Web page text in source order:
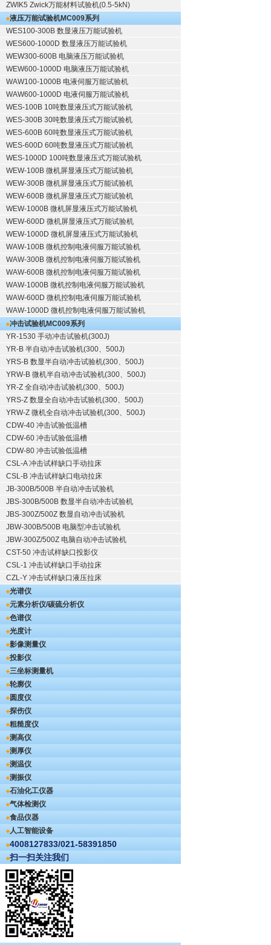
ZWIK5 Zwick万能材料试验机(0.5-5kN)
液压万能试验机MC009系列
WES100-300B 数显液压万能试验机
WES600-1000D 数显液压万能试验机
WEW300-600B 电脑液压万能试验机
WEW600-1000D 电脑液压万能试验机
WAW100-1000B 电液伺服万能试验机
WAW600-1000D 电液伺服万能试验机
WES-100B 10吨数显液压式万能试验机
WES-300B 30吨数显液压式万能试验机
WES-600B 60吨数显液压式万能试验机
WES-600D 60吨数显液压式万能试验机
WES-1000D 100吨数显液压式万能试验机
WEW-100B 微机屏显液压式万能试验机
WEW-300B 微机屏显液压式万能试验机
WEW-600B 微机屏显液压式万能试验机
WEW-1000B 微机屏显液压式万能试验机
WEW-600D 微机屏显液压式万能试验机
WEW-1000D 微机屏显液压式万能试验机
WAW-100B 微机控制电液伺服万能试验机
WAW-300B 微机控制电液伺服万能试验机
WAW-600B 微机控制电液伺服万能试验机
WAW-1000B 微机控制电液伺服万能试验机
WAW-600D 微机控制电液伺服万能试验机
WAW-1000D 微机控制电液伺服万能试验机
冲击试验机MC009系列
YR-1530 手动冲击试验机(300J)
YR-B 半自动冲击试验机(300、500J)
YRS-B 数显半自动冲击试验机(300、500J)
YRW-B 微机半自动冲击试验机(300、500J)
YR-Z 全自动冲击试验机(300、500J)
YRS-Z 数显全自动冲击试验机(300、500J)
YRW-Z 微机全自动冲击试验机(300、500J)
CDW-40 冲击试验低温槽
CDW-60 冲击试验低温槽
CDW-80 冲击试验低温槽
CSL-A 冲击试样缺口手动拉床
CSL-B 冲击试样缺口电动拉床
JB-300B/500B 半自动冲击试验机
JBS-300B/500B 数显半自动冲击试验机
JBS-300Z/500Z 数显自动冲击试验机
JBW-300B/500B 电脑型冲击试验机
JBW-300Z/500Z 电脑自动冲击试验机
CST-50 冲击试样缺口投影仪
CSL-1 冲击试样缺口手动拉床
CZL-Y 冲击试样缺口液压拉床
光谱仪
元素分析仪/碳硫分析仪
色谱仪
光度计
影像测量仪
投影仪
三坐标测量机
轮廓仪
圆度仪
探伤仪
粗糙度仪
测高仪
测厚仪
测温仪
测振仪
石油化工仪器
气体检测仪
食品仪器
人工智能设备
4008127833/021-58391850
扫一扫关注我们